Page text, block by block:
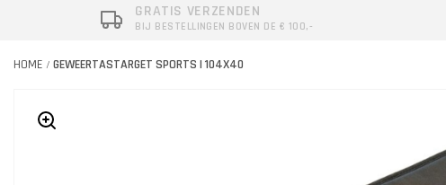
GRATIS VERZENDEN
BIJ BESTELLINGEN BOVEN DE € 100,-
HOME / GEWEERTASTARGET SPORTS | 104X40